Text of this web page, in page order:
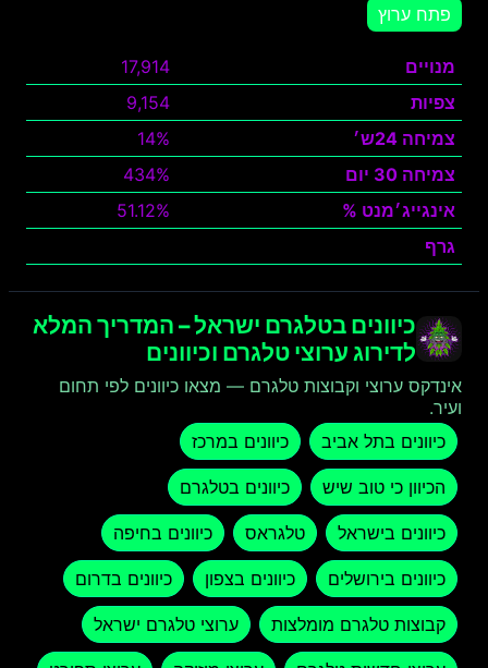
פתח ערוץ
מנויים
17,914
צפיות
9,154
צמיחה 24ש׳
14%
צמיחה 30 יום
434%
אינגייג׳מנט %
51.12%
גרף
כיוונים בטלגרם ישראל – המדריך המלא
לדירוג ערוצי טלגרם וכיוונים
אינדקס ערוצי וקבוצות טלגרם — מצאו כיוונים לפי תחום
ועיר.
כיוונים בתל אביב
כיוונים במרכז
הכיוון כי טוב שיש כיוונים בטלגרם
כיוונים בישראל טלגראס כיוונים בחיפה
כיוונים בירושלים כיוונים בצפון כיוונים בדרום
קבוצות טלגרם מומלצות ערוצי טלגרם ישראל